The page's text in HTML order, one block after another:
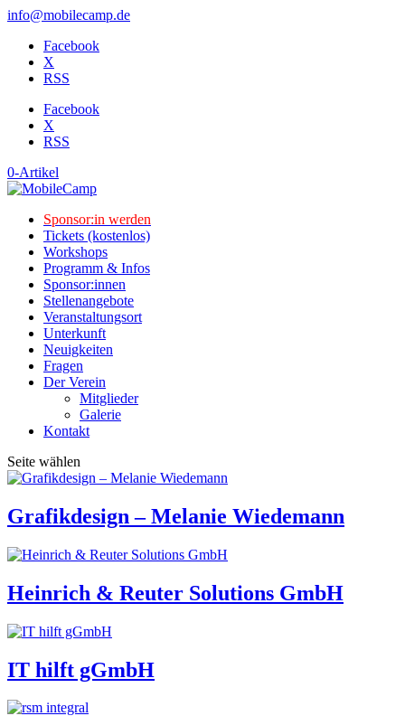
info@mobilecamp.de
Facebook
X
RSS
Facebook
X
RSS
0-Artikel
Sponsor:in werden
Tickets (kostenlos)
Workshops
Programm & Infos
Sponsor:innen
Stellenangebote
Veranstaltungsort
Unterkunft
Neuigkeiten
Fragen
Der Verein
Mitglieder
Galerie
Kontakt
Seite wählen
Grafikdesign – Melanie Wiedemann
Heinrich & Reuter Solutions GmbH
IT hilft gGmbH